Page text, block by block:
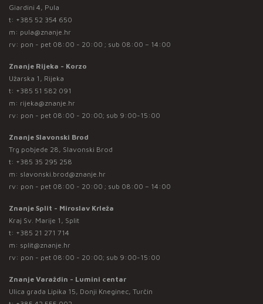
Giardini 4, Pula
t: +385 52 354 650
m: pula@znanje.hr
rv: pon - pet 08:00 - 20:00 ; sub 08:00 – 14:00
Znanje Rijeka - Korzo
Užarska 1, Rijeka
t: +385 51 582 091
m: rijeka@znanje.hr
rv: pon - pet 08:00 - 20:00; sub 9:00-15:00
Znanje Slavonski Brod
Trg pobjede 28, Slavonski Brod
t: +385 35 295 258
m: slavonski.brod@znanje.hr
rv: pon - pet 08:00 - 20:00 ; sub 08:00 – 14:00
Znanje Split - Miroslav Krleža
Kraj Sv. Marije 1, Split
t: +385 21 271 714
m: split@znanje.hr
rv: pon - pet 08:00 - 20:00; sub 9:00-15:00
Znanje Varaždin - Lumini centar
Ulica grada Lipika 15, Donji Kneginec, Turčin